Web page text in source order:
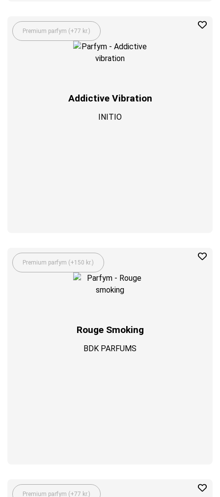
Premium parfym (+77 kr.)
Addictive Vibration
INITIO
Premium parfym (+150 kr.)
Rouge Smoking
BDK PARFUMS
Premium parfym (+77 kr.)